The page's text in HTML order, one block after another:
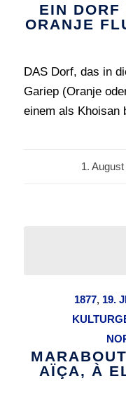
EIN DORF
ORANJE
DAS Dorf, das in
Gariep (Oranje
einem als Khoisan
1. /
1877, 19.
AÏÇA, À